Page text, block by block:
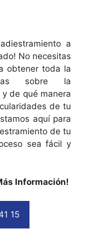
a
No necesitas
obtener toda la
sobre la
de qué manera
de tu
aquí para
de tu
sea fácil y
Información!
15